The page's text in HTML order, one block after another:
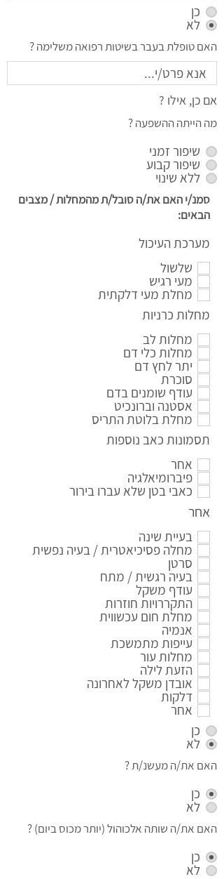
כן
לא
האם טופלת בעבר בשיטות רפואה משלימה ?
אם כן, אילו ?
מה הייתה ההשפעה ?
שיפור זמני
שיפור קבוע
ללא שינוי
סמנ/י האם את/ה סובל/ת מהמחלות / מצבים
הבאים:
מערכת העיכול
שלשול
מעי רגיש
מחלת מעי דלקתית
מחלות כרניות
מחלות לב
מחלות כלי דם
יתר לחץ דם
סוכרת
עודף שומנים בדם
אסטנה וברונכיט
מחלת בלוטת התריס
תסמונות כאב נוספות
אחר
פיברומיאלגיה
כאבי בטן שלא עברו בירור
אחר
בעיית שינה
מחלה פסיכיאטרית / בעיה נפשית
סרטן
בעיה רגשית / מתח
עודף משקל
התקררויות חוזרות
מחלת חום עכשווית
אנמיה
עייפות מתמשכת
מחלות עור
הזעת לילה
אובדן משקל לאחרונה
דלקות
אחר
כן
לא
האם את/ה מעשנ/ת ?
כן
לא
האם את/ה שותה אלכוהול (יותר מכוס ביום) ?
כן
לא